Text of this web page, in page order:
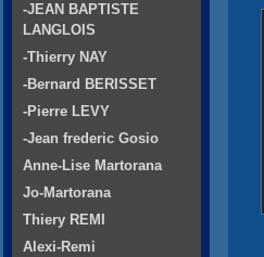
-JEAN BAPTISTE
LANGLOIS
-Thierry NAY
-Bernard BERISSET
-Pierre LEVY
-Jean frederic Gosio
Anne-Lise Martorana
Jo-Martorana
Thiery REMI
Alexi-Remi